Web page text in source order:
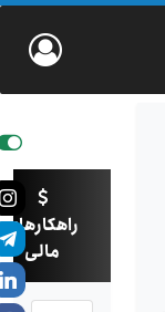
راهکارهای
مالی